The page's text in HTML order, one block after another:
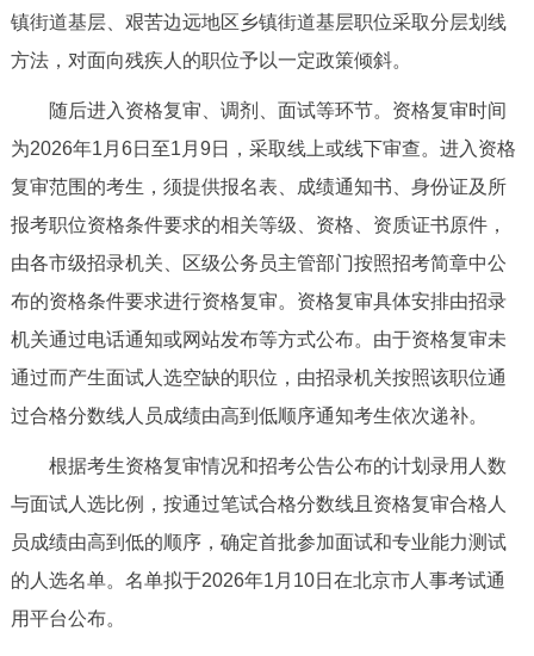
中介服务 阳光政务
政民互动
走进北京
多语种
ENGLISH 한국어 日本語
DEUTSCH
镇街道基层、艰苦边远地区乡镇街道基层职位采取分层划线
方法，对面向残疾人的职位予以一定政策倾斜。
随后进入资格复审、调剂、面试等环节。资格复审时间
为2026年1月6日至1月9日，采取线上或线下审查。进入资格
复审范围的考生，须提供报名表、成绩通知书、身份证及所
报考职位资格条件要求的相关等级、资格、资质证书原件，
由各市级招录机关、区级公务员主管部门按照招考简章中公
布的资格条件要求进行资格复审。资格复审具体安排由招录
机关通过电话通知或网站发布等方式公布。由于资格复审未
通过而产生面试人选空缺的职位，由招录机关按照该职位通
过合格分数线人员成绩由高到低顺序通知考生依次递补。
根据考生资格复审情况和招考公告公布的计划录用人数
与面试人选比例，按通过笔试合格分数线且资格复审合格人
员成绩由高到低的顺序，确定首批参加面试和专业能力测试
的人选名单。名单拟于2026年1月10日在北京市人事考试通
用平台公布。